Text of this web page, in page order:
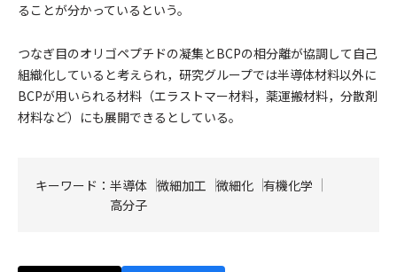
ることが分かっているという。
つなぎ目のオリゴペプチドの凝集とBCPの相分離が協調して自己
組織化していると考えられ，研究グループでは半導体材料以外に
BCPが用いられる材料（エラストマー材料，薬運搬材料，分散剤
材料など）にも展開できるとしている。
キーワード： 半導体 微細加工 微細化 有機化学
高分子